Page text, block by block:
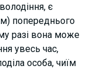
є
попереднього
разі вона може
увесь час,
особа, чиїм